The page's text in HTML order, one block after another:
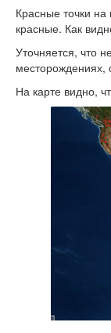
Красные точки
красные. Как
Уточняется, что
На карте видно,